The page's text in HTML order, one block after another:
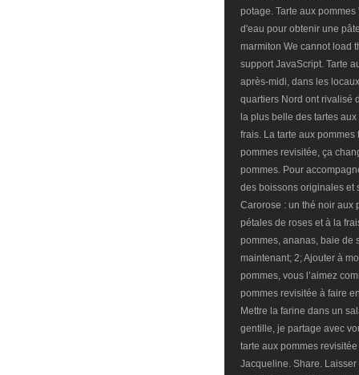
potage. Tarte aux
d'eau pour obtenir une
marmiton We cannot load
support JavaScript. Tarte
après-midi, dans les
quartiers Nord ont rivalisé
la plus belle des tartes
frais. La tarte aux
pommes revisitée, ça
pommes. Pour
des boissons originales et
Carorose : un thé noir aux
pétales de roses et à la
pommes, ananas, baie de
maintenant; 2; Ajouter à
pommes, vous l’aimez
pommes revisitée à faire
Mettre la farine dans un
gentille, je partage avec
tarte aux pommes
Jacqueline. Share.